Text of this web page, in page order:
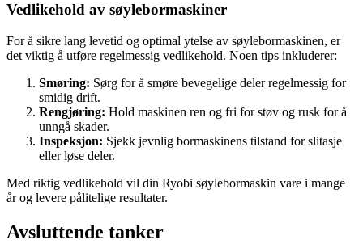
Vedlikehold av søylebormaskiner
For å sikre lang levetid og optimal ytelse av søylebormaskinen, er
det viktig å utføre regelmessig vedlikehold. Noen tips inkluderer:
Smøring: Sørg for å smøre bevegelige deler regelmessig for
smidig drift.
Rengjøring: Hold maskinen ren og fri for støv og rusk for å
unngå skader.
Inspeksjon: Sjekk jevnlig bormaskinens tilstand for slitasje
eller løse deler.
Med riktig vedlikehold vil din Ryobi søylebormaskin vare i mange
år og levere pålitelige resultater.
Avsluttende tanker